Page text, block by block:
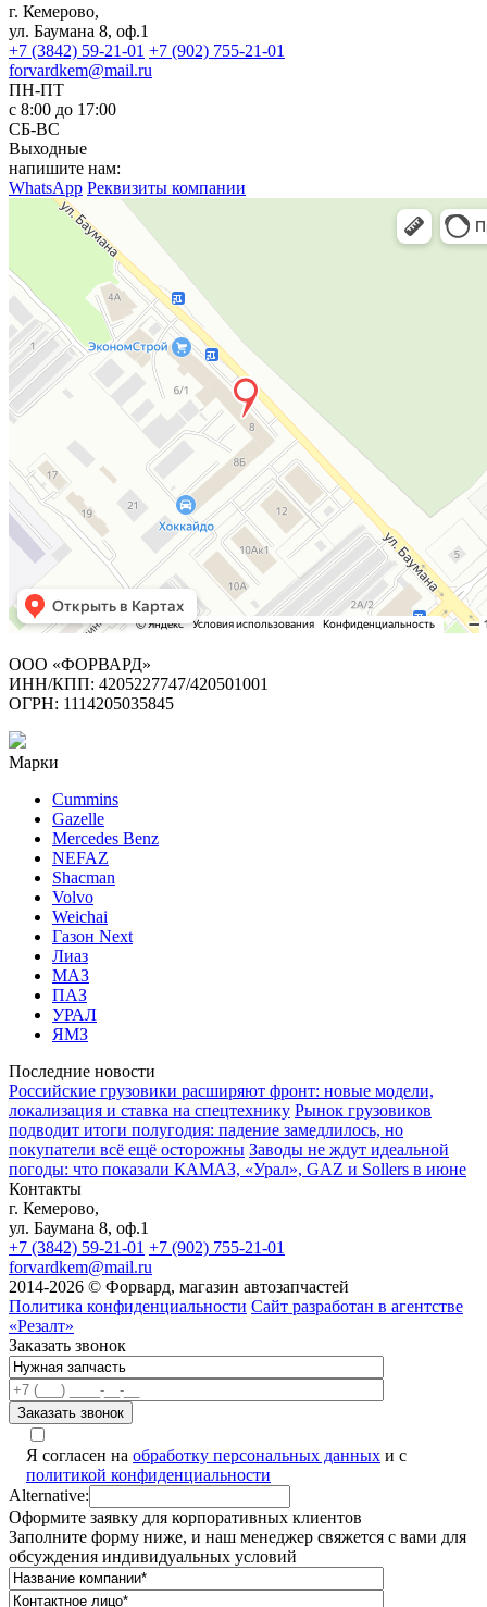
г. Кемерово,
ул. Баумана 8, оф.1
+7 (3842) 59-21-01 +7 (902) 755-21-01
forvardkem@mail.ru
ПН-ПТ
с 8:00 до 17:00
СБ-ВС
Выходные
напишите нам:
WhatsApp Реквизиты компании
ООО «ФОРВАРД»
ИНН/КПП: 4205227747/420501001
ОГРН: 1114205035845
Марки
Cummins
Gazelle
Mercedes Benz
NEFAZ
Shacman
Volvo
Weichai
Газон Next
Лиаз
МАЗ
ПАЗ
УРАЛ
ЯМЗ
Последние новости
Российские грузовики расширяют фронт: новые модели,
локализация и ставка на спецтехнику Рынок грузовиков
подводит итоги полугодия: падение замедлилось, но
покупатели всё ещё осторожны Заводы не ждут идеальной
погоды: что показали КАМАЗ, «Урал», GAZ и Sollers в июне
Контакты
г. Кемерово,
ул. Баумана 8, оф.1
+7 (3842) 59-21-01 +7 (902) 755-21-01
forvardkem@mail.ru
2014-2026 © Форвард, магазин автозапчастей
Политика конфиденциальности Сайт разработан в агентстве
«Резалт»
Заказать звонок
Я согласен на обработку персональных данных и с
политикой конфиденциальности
Alternative:
Оформите заявку для корпоративных клиентов
Заполните форму ниже, и наш менеджер свяжется с вами для
обсуждения индивидуальных условий